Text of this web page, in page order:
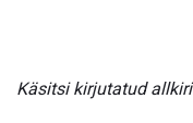
Käsitsi kirjutatud allkiri